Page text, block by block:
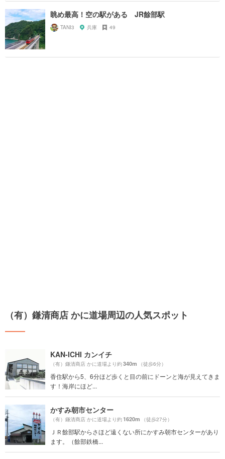
眺め最高！空の駅がある JR餘部駅
TANI3 兵庫 49
（有）鎌清商店 かに道場周辺の人気スポット
KAN-ICHI カンイチ
（有）鎌清商店 かに道場より約340m （徒歩6分）
香住駅から5、6分ほど歩くと目の前にドーンと海が見えてきま
す！海岸にほど...
かすみ朝市センター
（有）鎌清商店 かに道場より約1620m （徒歩27分）
ＪＲ餘部駅からさほど遠くない所にかすみ朝市センターがあり
ます。（餘部鉄橋...